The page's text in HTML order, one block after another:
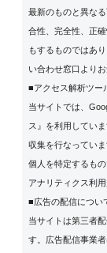
最新のものと異な
合性、完全性、正
もするものではあ
い合わせ窓口よりお
■アクセス解析ツー
当サイトでは、
ス』を利用してい
収集を行なってい
個人を特定するも
アナリティクス利
■広告の配信につい
当サイトは第三者
す。広告配信事業